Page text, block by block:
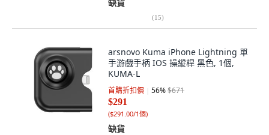
缺貨
(15)
arsnovo Kuma iPhone Lightning 單
手游戲手柄 IOS 操縱桿 黑色, 1個,
KUMA-L
首購折扣價 56%$671
$291
($291.00/1個)
缺貨